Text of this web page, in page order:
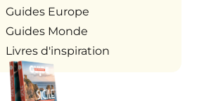
Guides Europe
Guides Monde
Livres d'inspiration